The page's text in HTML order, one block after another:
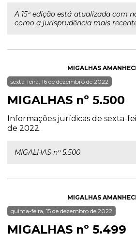
A 15ª edição está atualizada com
como a jurisprudência mais
MIGALHAS
sexta-feira, 16 de dezembro de 2022
MIGALHAS nº 5.500
Informações jurídicas de sexta-
de 2022.
MIGALHAS nº 5.500
MIGALHAS
quinta-feira, 15 de dezembro de 2022
MIGALHAS nº 5.499